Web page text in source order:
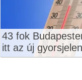
43 fok
itt az új